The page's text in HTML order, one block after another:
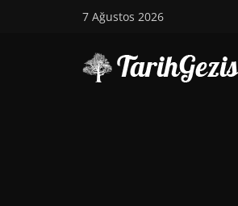
7 Ağustos 2026